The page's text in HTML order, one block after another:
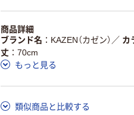
商品詳細
ブランド名
KAZEN（カゼン） ／ カ
丈
70cm
もっと見る
類似商品と比較する